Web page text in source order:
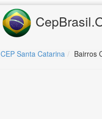
CEP Santa Catarina Bairros